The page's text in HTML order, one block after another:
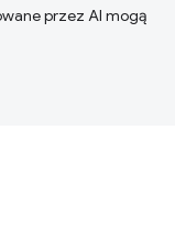
przez AI mogą